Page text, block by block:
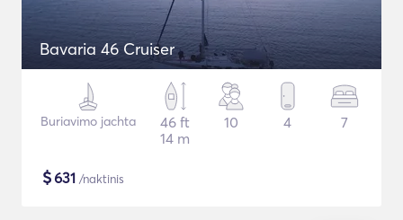
Bavaria 46 Cruiser
Buriavimo jachta
46 ft
14 m
10 4 7
$631 /naktinis